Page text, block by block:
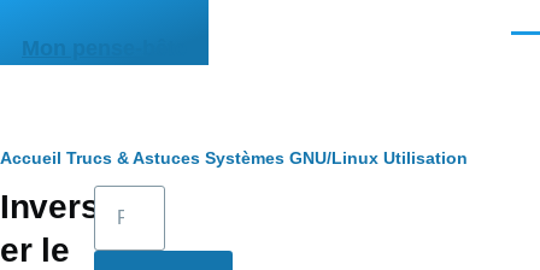
Mon pense-bête
Fil
d'Ariane
Accueil Trucs & Astuces Systèmes GNU/Linux Utilisation
Invers
er le
Rechercher